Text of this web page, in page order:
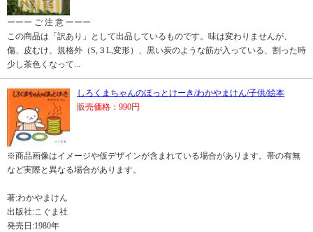
ーーー ご 注 意 ーーー
この商品は「訳あり」として出品しているものです。味は変わりませんが、
傷、皮むけ、規格外（S,３L,変形）、黒い炭のような筋が入っている、割った時
少し茶色くなって...
しろくまちゃんのほっとけーき/わかやまけん/子供/絵本
販売価格：990円
※商品画像はイメージや仮デザインが含まれている場合があります。帯の有無
など実際と異なる場合があります。
著:わかやまけん
出版社:こぐま社
発売日:1980年